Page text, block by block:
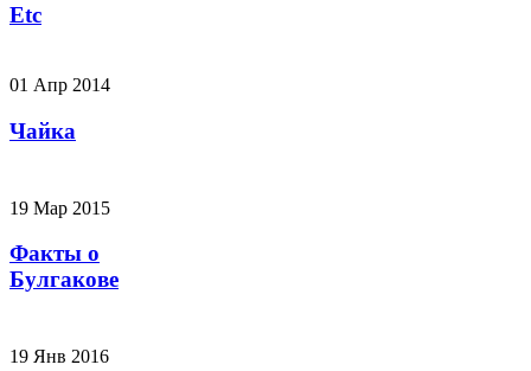
Etc
01 Апр 2014
Чайка
19 Мар 2015
Факты о
Булгакове
19 Янв 2016